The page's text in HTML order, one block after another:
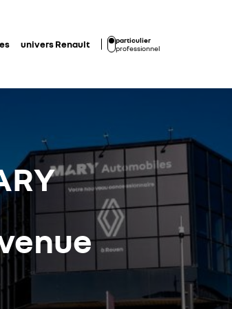
univers Renault
particulier
professionnel